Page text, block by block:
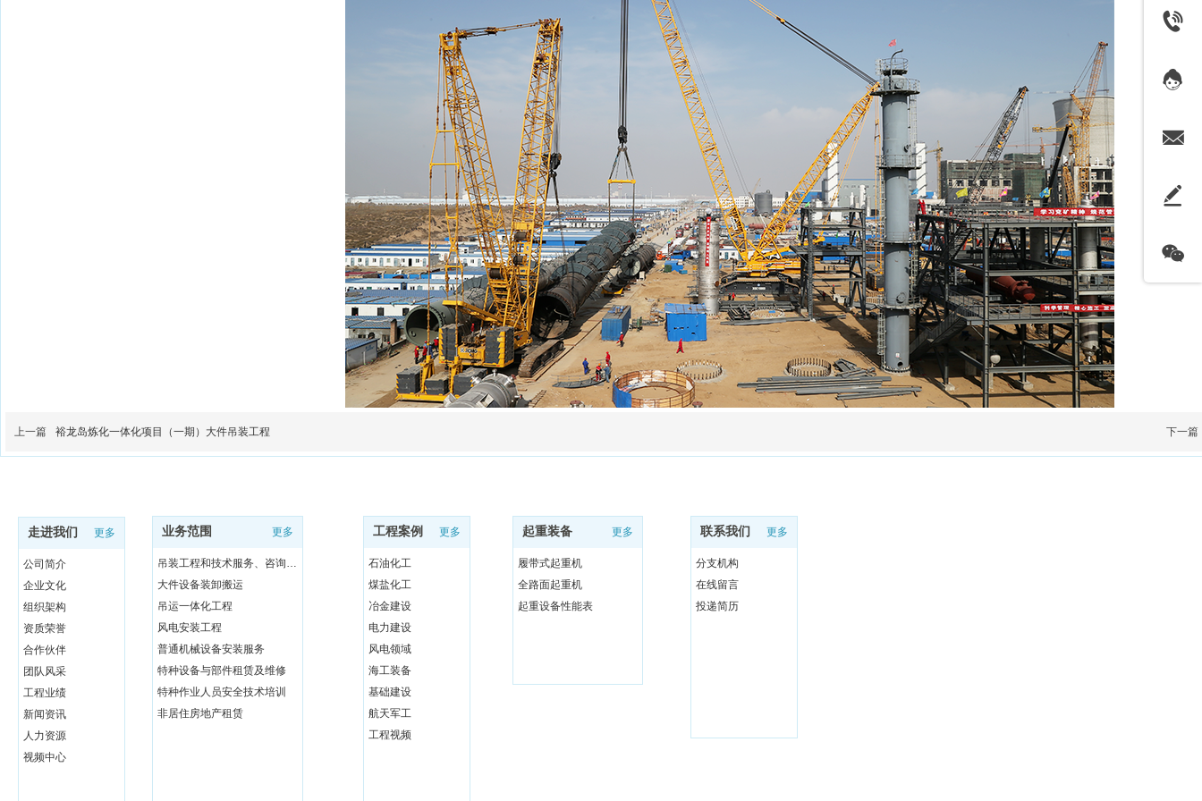
上一篇 裕龙岛炼化一体化项目（一期）大件吊装工程 下一篇
走进我们 更多
公司简介
企业文化
组织架构
资质荣誉
合作伙伴
团队风采
工程业绩
新闻资讯
人力资源
视频中心
业务范围 更多
吊装工程和技术服务、咨询与研发
大件设备装卸搬运
吊运一体化工程
风电安装工程
普通机械设备安装服务
特种设备与部件租赁及维修
特种作业人员安全技术培训
非居住房地产租赁
工程案例 更多
石油化工
煤盐化工
冶金建设
电力建设
风电领域
海工装备
基础建设
航天军工
工程视频
起重装备 更多
履带式起重机
全路面起重机
起重设备性能表
联系我们 更多
分支机构
在线留言
投递简历